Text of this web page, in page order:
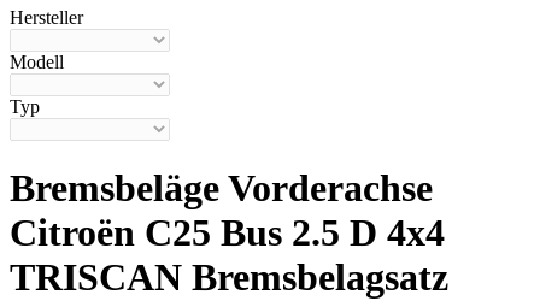
Hersteller
Modell
Typ
Bremsbeläge Vorderachse
Citroën C25 Bus 2.5 D 4x4
TRISCAN Bremsbelagsatz